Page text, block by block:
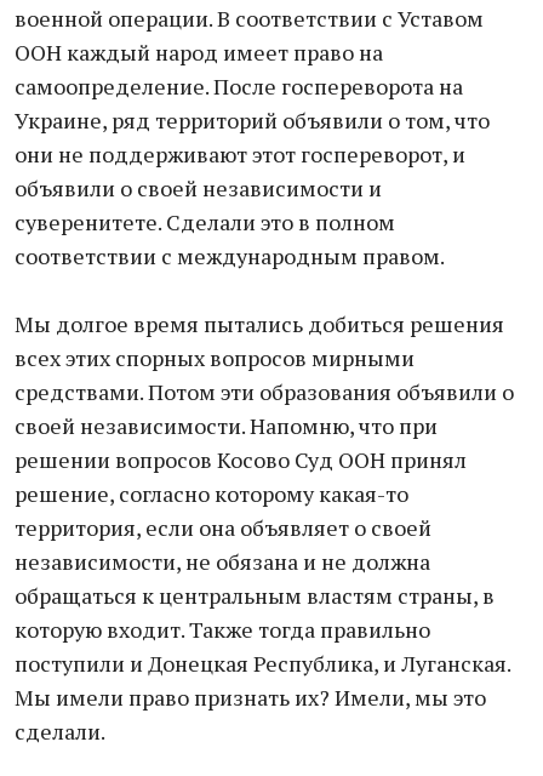
военной операции. В соответствии с Уставом
ООН каждый народ имеет право на
самоопределение. После госпереворота на
Украине, ряд территорий объявили о том, что
они не поддерживают этот госпереворот, и
объявили о своей независимости и
суверенитете. Сделали это в полном
соответствии с международным правом.
Мы долгое время пытались добиться решения
всех этих спорных вопросов мирными
средствами. Потом эти образования объявили о
своей независимости. Напомню, что при
решении вопросов Косово Суд ООН принял
решение, согласно которому какая-то
территория, если она объявляет о своей
независимости, не обязана и не должна
обращаться к центральным властям страны, в
которую входит. Также тогда правильно
поступили и Донецкая Республика, и Луганская.
Мы имели право признать их? Имели, мы это
сделали.